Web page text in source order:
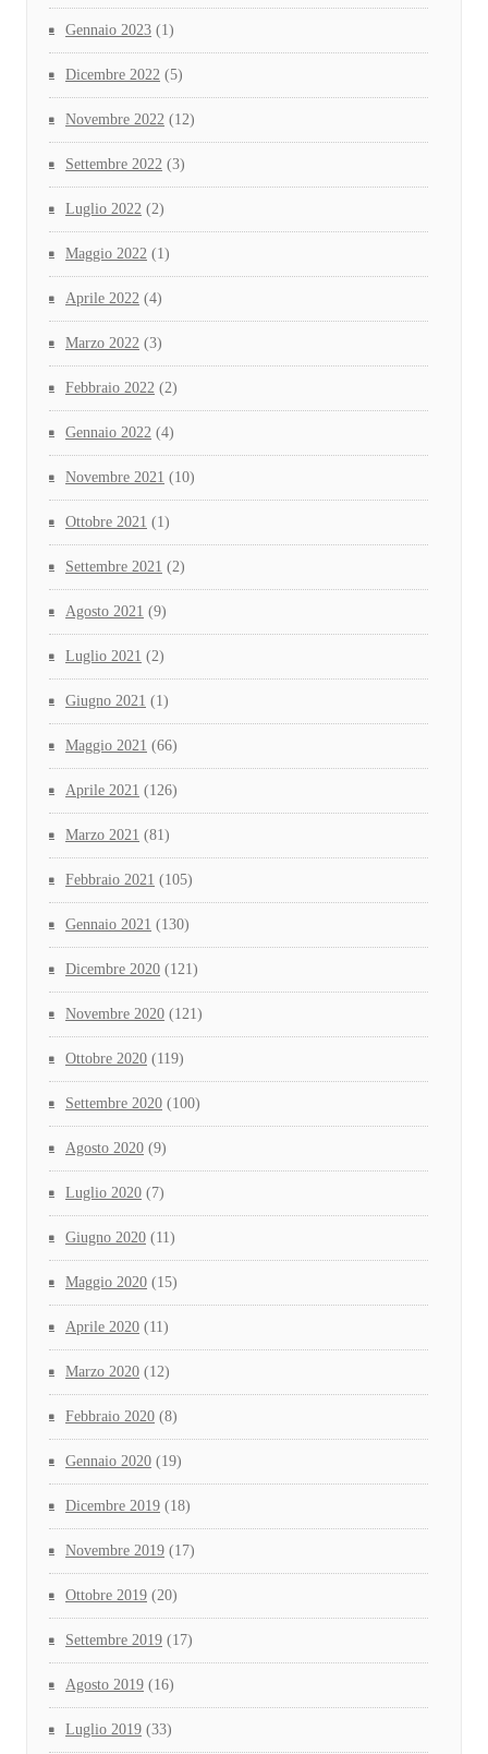
Gennaio 2023 (1)
Dicembre 2022 (5)
Novembre 2022 (12)
Settembre 2022 (3)
Luglio 2022 (2)
Maggio 2022 (1)
Aprile 2022 (4)
Marzo 2022 (3)
Febbraio 2022 (2)
Gennaio 2022 (4)
Novembre 2021 (10)
Ottobre 2021 (1)
Settembre 2021 (2)
Agosto 2021 (9)
Luglio 2021 (2)
Giugno 2021 (1)
Maggio 2021 (66)
Aprile 2021 (126)
Marzo 2021 (81)
Febbraio 2021 (105)
Gennaio 2021 (130)
Dicembre 2020 (121)
Novembre 2020 (121)
Ottobre 2020 (119)
Settembre 2020 (100)
Agosto 2020 (9)
Luglio 2020 (7)
Giugno 2020 (11)
Maggio 2020 (15)
Aprile 2020 (11)
Marzo 2020 (12)
Febbraio 2020 (8)
Gennaio 2020 (19)
Dicembre 2019 (18)
Novembre 2019 (17)
Ottobre 2019 (20)
Settembre 2019 (17)
Agosto 2019 (16)
Luglio 2019 (33)